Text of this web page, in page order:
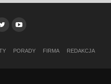
PORADY FIRMA REDAKCJA